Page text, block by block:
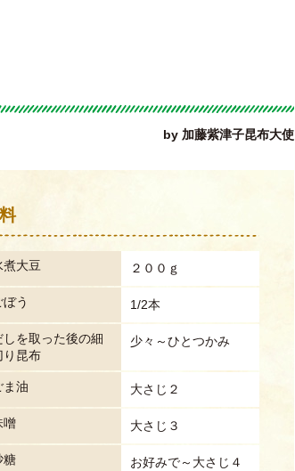
by 加藤紫津子昆布大使
煮大豆 ２００ｇ
ぼう 1/2本
しを取った後の細
り昆布
少々～ひとつかみ
ま油 大さじ２
噌 大さじ３
糖 お好みで～大さじ４